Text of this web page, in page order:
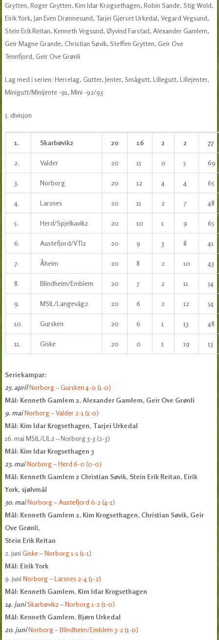
Grytten, Roger Grytten, Kim Idar Krogsethagen, Robin Sande, Stig Wold,
Eirik York, Jan Even Drønnesund, Tarjei Gjerset Urkedal, Vegard Vegsund,
Stein Erik Reitan, Kenneth Vegsund, Øyvind Farstad, Alexander Gamlem,
Geir Magne Grande, Christian Søvik, Steffen Grytten, Geir Ove
Tennfjord, Geir Ove Grønli
Lag med i serien: Herrelag, Gutter, Jenter, Smågutt, Lillegutt, Lillejenter,
Minigutt/Minijente -91, Mini -92/93
5. divisjon
1. Skarbøvik2 20 16 2 2 77
2. Valder 20 15 0 5 69
3. Norborg 20 12 4 4 65
4. Larsnes 20 11 2 7 48
5. Herd/Spjelkavik2 20 10 1 9 65
6. Austefjord/VTI2 20 9 3 8 41
7. Åheim 20 8 2 10 43
8. Blindheim/Emblem 20 7 2 11 54
9. MSIL/Langevåg2 20 6 2 12 54
10. Gursken 20 6 1 13 48
11. Giske 20 0 1 19 13
Seriekampar:
25. aprilNorborg – Gursken 4-0 (1-0)
Mål: Kenneth Gamlem 2, Alexander Gamlem, Geir Ove Grønli
9. maiNorborg – Valder 2-1 (1-0)
Mål: Kim Idar Krogsethagen, Tarjei Urkedal
16. mai MSIL/LIL2 – Norborg 3-3 (2-3)
Mål: Kim Idar Krogsethagen 3
23. maiNorborg – Herd 6-0 (0-0)
Mål: Kenneth Gamlem 2 Christian Søvik, Stein Erik Reitan, Eirik
York, sjølvmål
30. maiNorborg – Austefjord 6-2 (4-1)
Mål: Kenneth Gamlem 2, Kim Krogsethagen, Christian Søvik, Geir
Ove Grønli,
Stein Erik Reitan
2. juniGiske – Norborg 1-1 (1-1)
Mål: Eirik York
9. juniNorborg – Larsnes 2-4 (1-2)
Mål: Kenneth Gamlem, Kim Idar Krogsethagen
14. juniSkarbøvik2 – Norborg 1-2 (1-0)
Mål: Kenneth Gamlem, Bjørn Urkedal
20. juniNorborg – Blindheim/Emblem 3-2 (1-0)